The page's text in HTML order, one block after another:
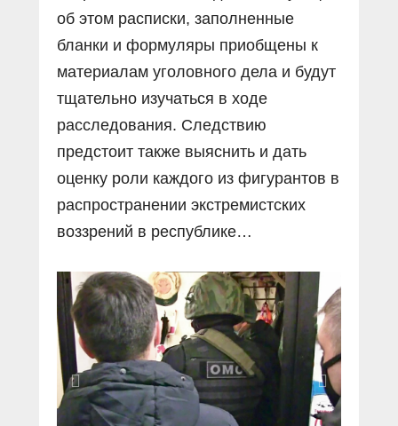
об этом расписки, заполненные
бланки и формуляры приобщены к
материалам уголовного дела и будут
тщательно изучаться в ходе
расследования. Следствию
предстоит также выяснить и дать
оценку роли каждого из фигурантов в
распространении экстремистских
воззрений в республике…